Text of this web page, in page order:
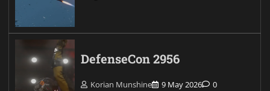
DefenseCon 2956
Korian Munshine 9 May 2026 0